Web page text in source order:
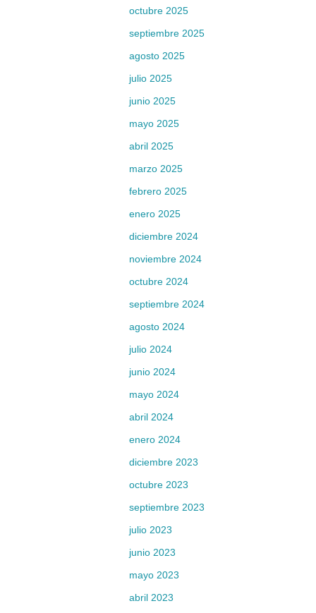
octubre 2025
septiembre 2025
agosto 2025
julio 2025
junio 2025
mayo 2025
abril 2025
marzo 2025
febrero 2025
enero 2025
diciembre 2024
noviembre 2024
octubre 2024
septiembre 2024
agosto 2024
julio 2024
junio 2024
mayo 2024
abril 2024
enero 2024
diciembre 2023
octubre 2023
septiembre 2023
julio 2023
junio 2023
mayo 2023
abril 2023